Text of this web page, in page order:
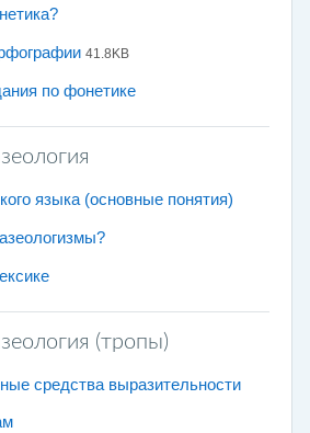
Archivo
Archivo41.8KB
по фонетике
языка (основные понятия)
Archivo
Archivo
(тропы)
средства выразительности